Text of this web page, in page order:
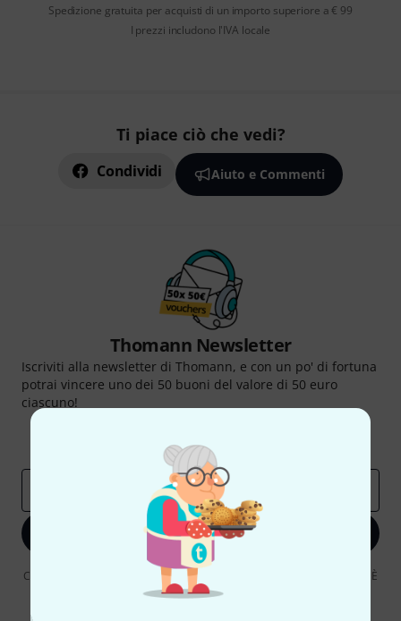
Spedizione gratuita per acquisti di un importo superiore a € 99
I prezzi includono l'IVA locale
Ti piace ciò che vedi?
Condividi Aiuto e Commenti
Thomann Newsletter
Iscriviti alla newsletter di Thomann, e con un po' di fortuna
potrai vincere uno dei 50 buoni del valore di 50 euro
ciascuno!
Approfondimenti Thomann
Iscriviti ora
Cliccando su "Iscriviti ora", lei accetta di ricevere pubblicità via e-mail. È
possibile annullare l'iscrizione in qualsiasi momento. Può trovare